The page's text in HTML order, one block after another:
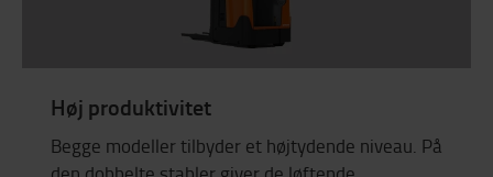
Høj produktivitet
Begge modeller tilbyder et højtydende niveau. På